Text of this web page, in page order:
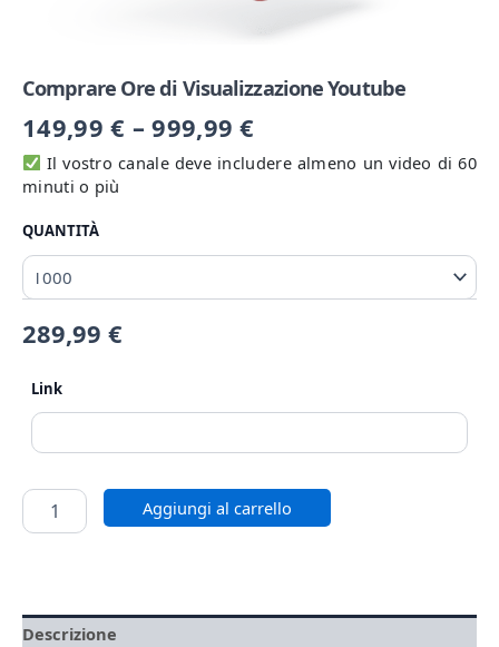
Comprare Ore di Visualizzazione Youtube
149,99€ –999,99€
Il vostro canale deve includere almeno un video di 60
minuti o più
QUANTITÀ
289,99 €
Link
Aggiungi al carrello
Descrizione